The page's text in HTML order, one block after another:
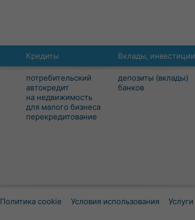
Кредиты
потребительский
автокредит
на недвижимость
для малого бизнеса
перекредитование
Вклады, инвестиции
депозиты (вклады)
банков
Политика cookie Условия использования Услуги